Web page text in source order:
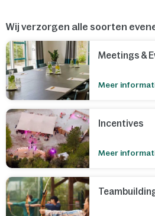
Wij verzorgen alle soorten
Meetings &
Meer
Incentives
Meer